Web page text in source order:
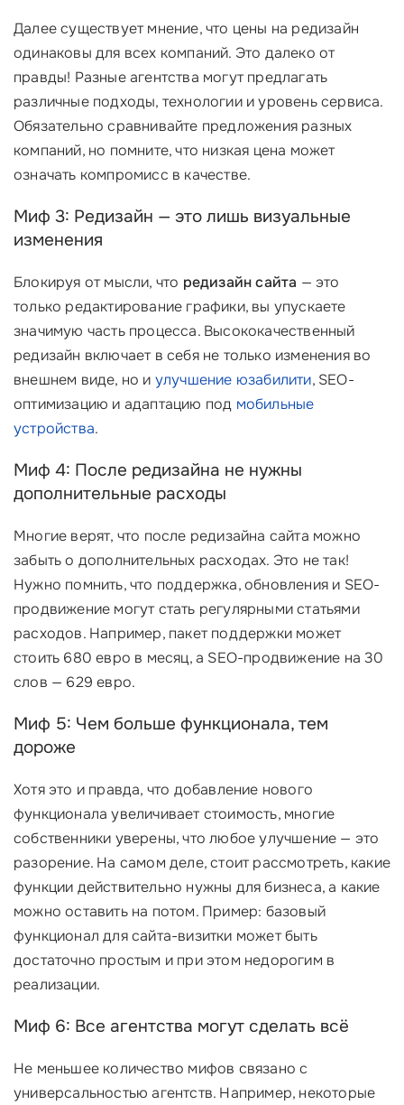
Далее существует мнение, что цены на редизайн
одинаковы для всех компаний. Это далеко от
правды! Разные агентства могут предлагать
различные подходы, технологии и уровень сервиса.
Обязательно сравнивайте предложения разных
компаний, но помните, что низкая цена может
означать компромисс в качестве.
Миф 3: Редизайн — это лишь визуальные
изменения
Блокируя от мысли, что редизайн сайта — это
только редактирование графики, вы упускаете
значимую часть процесса. Высококачественный
редизайн включает в себя не только изменения во
внешнем виде, но и улучшение юзабилити, SEO-
оптимизацию и адаптацию под мобильные
устройства.
Миф 4: После редизайна не нужны
дополнительные расходы
Многие верят, что после редизайна сайта можно
забыть о дополнительных расходах. Это не так!
Нужно помнить, что поддержка, обновления и SEO-
продвижение могут стать регулярными статьями
расходов. Например, пакет поддержки может
стоить 680 евро в месяц, а SEO-продвижение на 30
слов — 629 евро.
Миф 5: Чем больше функционала, тем
дороже
Хотя это и правда, что добавление нового
функционала увеличивает стоимость, многие
собственники уверены, что любое улучшение — это
разорение. На самом деле, стоит рассмотреть, какие
функции действительно нужны для бизнеса, а какие
можно оставить на потом. Пример: базовый
функционал для сайта-визитки может быть
достаточно простым и при этом недорогим в
реализации.
Миф 6: Все агентства могут сделать всё
Не меньшее количество мифов связано с
универсальностью агентств. Например, некоторые